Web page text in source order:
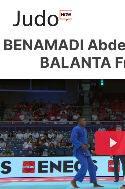
BENAMADI
BALANTA